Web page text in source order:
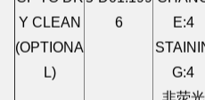
CF TO DR
Y CLEAN
(OPTIONA
5-D01:199
CHANG
E:4
STAININ
G:4